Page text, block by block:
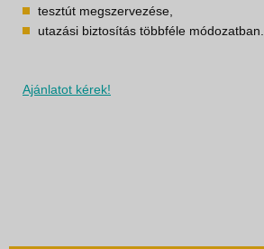
tesztút megszervezése,
utazási biztosítás többféle módozatban.
Ajánlatot kérek!